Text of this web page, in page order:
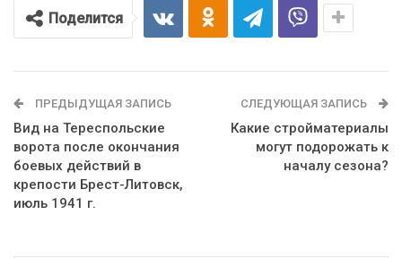
Поделится
ПРЕДЫДУЩАЯ ЗАПИСЬ
Вид на Тереспольские
ворота после окончания
боевых действий в
крепости Брест-Литовск,
июль 1941 г.
СЛЕДУЮЩАЯ ЗАПИСЬ
Какие стройматериалы
могут подорожать к
началу сезона?